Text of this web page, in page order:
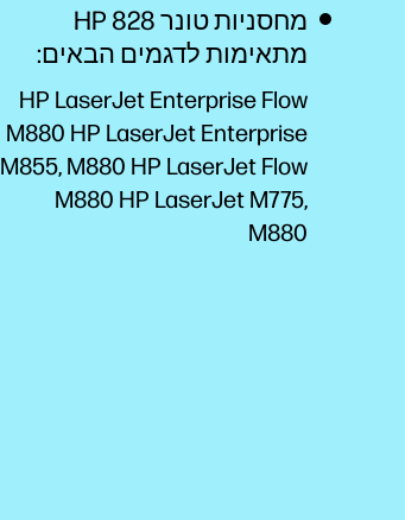
מחסניות טונר HP 828
מתאימות לדגמים הבאים:
HP LaserJet Enterprise Flow
M880 HP LaserJet Enterprise
M855, M880 HP LaserJet Flow
M880 HP LaserJet M775,
M880